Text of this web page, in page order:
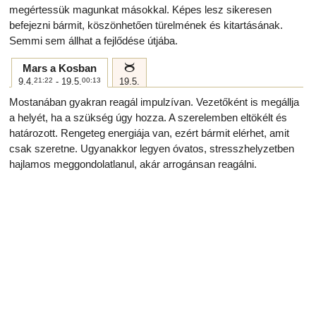
megértessük magunkat másokkal. Képes lesz sikeresen
befejezni bármit, köszönhetően türelmének és kitartásának.
Semmi sem állhat a fejlődése útjába.
Mars a Kosban
9.4.21:22 - 19.5.00:13
b
19.5.
Mostanában gyakran reagál impulzívan. Vezetőként is megállja
a helyét, ha a szükség úgy hozza. A szerelemben eltökélt és
határozott. Rengeteg energiája van, ezért bármit elérhet, amit
csak szeretne. Ugyanakkor legyen óvatos, stresszhelyzetben
hajlamos meggondolatlanul, akár arrogánsan reagálni.